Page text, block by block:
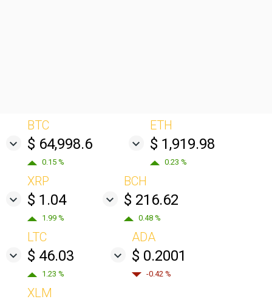
BTC
$ 64,998.6
0.15 %
ETH
$ 1,919.98
0.23 %
XRP
$ 1.04
1.99 %
BCH
$ 216.62
0.48 %
LTC
$ 46.03
1.23 %
ADA
$ 0.2001
-0.42 %
XLM